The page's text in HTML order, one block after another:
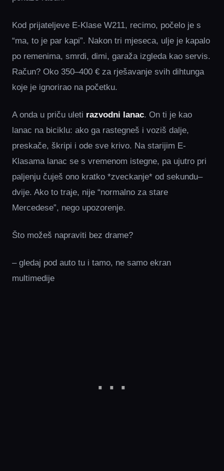
Kod prijateljeve E-Klase W211, recimo, počelo je s
“ma, to je par kapi”. Nakon tri mjeseca, ulje je kapalo
po remenima, smrdi, dimi, garaža izgleda kao servis.
Račun? Oko 350–400 € za rješavanje svih dihtunga
koje je ignorirao na početku.
A onda u priču uleti razvodni lanac. On ti je kao
lanac na biciklu: ako ga rastegneš i voziš dalje,
preskače, škripi i ode sve krivo. Na starijim E-
Klasama lanac se s vremenom istegne, pa ujutro pri
paljenju čuješ ono kratko *zveckanje* od sekundu–
dvije. Ako to traje, nije “normalno za stare
Mercedese”, nego upozorenje.
Što možeš napraviti bez drame?
– gledaj pod auto tu i tamo, ne samo ekran
multimedije